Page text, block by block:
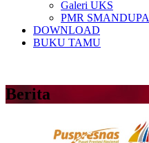
Galeri UKS
PMR SMANDUPA
DOWNLOAD
BUKU TAMU
Berita